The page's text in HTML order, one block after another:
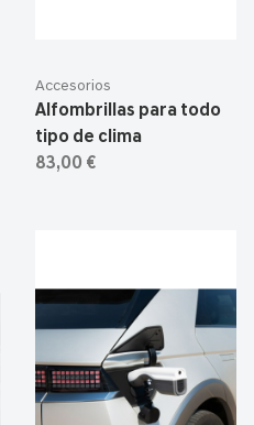
Accesorios
Alfombrillas para todo
tipo de clima
83,00 €